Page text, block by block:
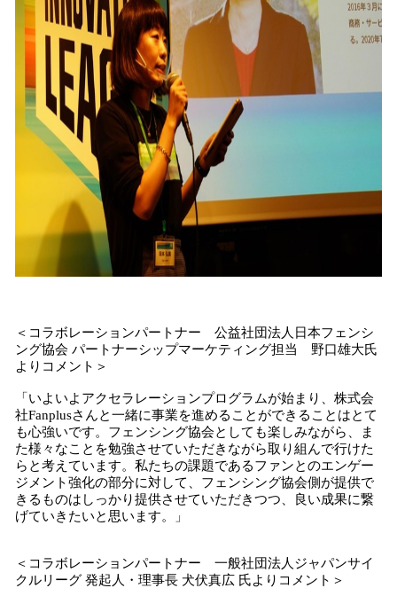
＜コラボレーションパートナー 公益社団法人​​日本フェンシ
ング協会 パートナーシップマーケティング担当 野口雄大氏
よりコメント＞
「いよいよアクセラレーションプログラムが始まり、株式会
社Fanplusさんと一緒に事業を進めることができることはとて
も心強いです。フェンシング協会としても楽しみながら、ま
た様々なことを勉強させていただきながら取り組んで行けた
らと考えています。私たちの課題であるファンとのエンゲー
ジメント強化の部分に対して、フェンシング協会側が提供で
きるものはしっかり提供させていただきつつ、良い成果に繋
げていきたいと思います。」
＜コラボレーションパートナー 一般社団法人ジャパンサイ
クルリーグ 発起人・理事長 犬伏真広 氏よりコメント＞